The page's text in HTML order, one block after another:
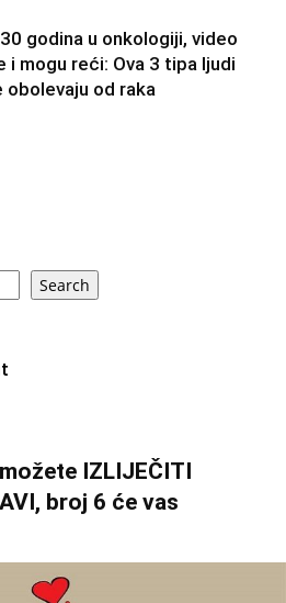
godina u onkologiji, video
i mogu reći: Ova 3 tipa ljudi
obolevaju od raka
Search
IZLIJEČITI
broj 6 će vas